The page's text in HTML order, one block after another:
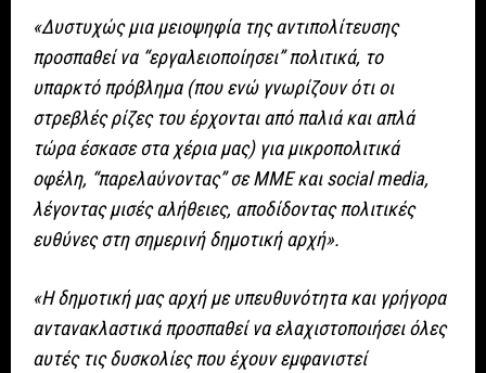
«Δυστυχώς μια μειοψηφία της αντιπολίτευσης
προσπαθεί να “εργαλειοποίησει” πολιτικά, το
υπαρκτό πρόβλημα (που ενώ γνωρίζουν ότι οι
στρεβλές ρίζες του έρχονται από παλιά και απλά
τώρα έσκασε στα χέρια μας) για μικροπολιτικά
οφέλη, “παρελαύνοντας” σε ΜΜΕ και social media,
λέγοντας μισές αλήθειες, αποδίδοντας πολιτικές
ευθύνες στη σημερινή δημοτική αρχή».
«Η δημοτική μας αρχή με υπευθυνότητα και γρήγορα
αντανακλαστικά προσπαθεί να ελαχιστοποιήσει όλες
αυτές τις δυσκολίες που έχουν εμφανιστεί